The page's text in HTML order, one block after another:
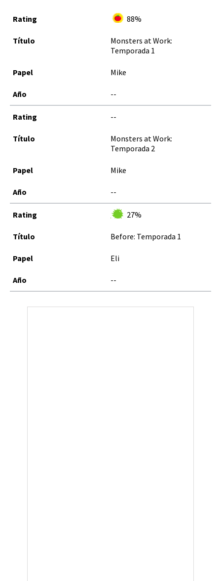
88%
Monsters at Work:
Temporada 1
Mike
--
--
Monsters at Work:
Temporada 2
Mike
--
27%
Before: Temporada 1
Eli
--